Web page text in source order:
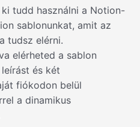
tudd használni a Notion-
sablonunkat, amit az
tudsz elérni.
elérheted a sablon
és két
fiókodon belül
a dinamikus